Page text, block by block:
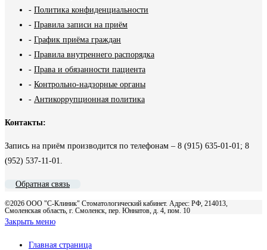
- Политика конфиденциальности
- Правила записи на приём
- График приёма граждан
- Правила внутреннего распорядка
- Права и обязанности пациента
- Контрольно-надзорные органы
- Антикоррупционная политика
Контакты:
Запись на приём производится по телефонам – 8 (915) 635-01-01; 8
(952) 537-11-01.
Обратная связь
©2026 ООО "С-Клиник" Стоматологический кабинет. Адрес: РФ, 214013,
Смоленская область, г. Смоленск, пер. Юннатов, д. 4, пом. 10
Закрыть меню
Главная страница